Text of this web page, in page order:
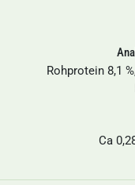
Rohprotein 8,1
Ca